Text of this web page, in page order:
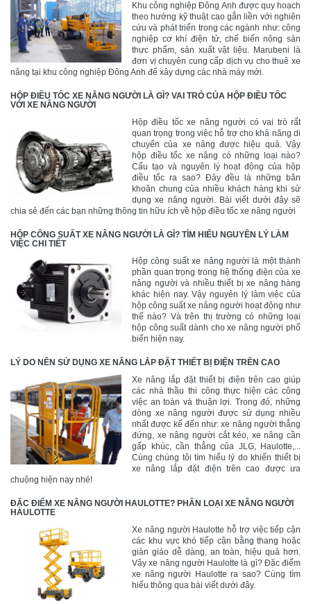
Khu công nghiệp Đông Anh được quy hoạch
theo hướng kỹ thuật cao gắn liền với nghiên
cứu và phát triển trong các ngành như: công
nghiệp cơ khí điện tử, chế biến nông sản
thực phẩm, sản xuất vật liệu. Marubeni là
đơn vị chuyên cung cấp dịch vụ cho thuê xe
nâng tại khu công nghiệp Đông Anh để xây dựng các nhà máy mới.
HỘP ĐIỀU TỐC XE NÂNG NGƯỜI LÀ GÌ? VAI TRÒ CỦA HỘP ĐIỀU TỐC
VỚI XE NÂNG NGƯỜI
Hộp điều tốc xe nâng người có vai trò rất
quan trọng trong việc hỗ trợ cho khả năng di
chuyển của xe nâng được hiệu quả. Vậy
hộp điều tốc xe nâng có những loại nào?
Cấu tạo và nguyên lý hoạt động của hộp
điều tốc ra sao? Đây đều là những băn
khoăn chung của nhiều khách hàng khi sử
dụng xe nâng người. Bài viết dưới đây sẽ
chia sẻ đến các bạn những thông tin hữu ích về hộp điều tốc xe nâng người
HỘP CÔNG SUẤT XE NÂNG NGƯỜI LÀ GÌ? TÌM HIỂU NGUYÊN LÝ LÀM
VIỆC CHI TIẾT
Hộp công suất xe nâng người là một thành
phần quan trọng trong hệ thống điện của xe
nâng người và nhiều thiết bị xe nâng hàng
khác hiện nay. Vậy nguyên lý làm việc của
hộp công suất xe nâng người hoạt động như
thế nào? Và trên thị trường có những loại
hộp công suất dành cho xe nâng người phổ
biến hiện nay.
LÝ DO NÊN SỬ DỤNG XE NÂNG LẮP ĐẶT THIẾT BỊ ĐIỆN TRÊN CAO
Xe nâng lắp đặt thiết bị điện trên cao giúp
các nhà thầu thi công thực hiện các công
việc an toàn và thuận lợi. Trong đó, những
dòng xe nâng người được sử dụng nhiều
nhất được kể đến như: xe nâng người thẳng
đứng, xe nâng người cắt kéo, xe nâng cần
gấp khúc, cần thẳng của JLG, Haulotte,...
Cùng chúng tôi tìm hiểu lý do khiến thiết bị
xe nâng lắp đặt điện trên cao được ưa
chuộng hiện nay nhé!
ĐẶC ĐIỂM XE NÂNG NGƯỜI HAULOTTE? PHÂN LOẠI XE NÂNG NGƯỜI
HAULOTTE
Xe nâng người Haulotte hỗ trợ việc tiếp cận
các khu vực khó tiếp cận bằng thang hoặc
giàn giáo dễ dàng, an toàn, hiệu quả hơn.
Vậy xe nâng người Haulotte là gì? Đặc điểm
xe nâng người Haulotte ra sao? Cùng tìm
hiểu thông qua bài viết dưới đây.